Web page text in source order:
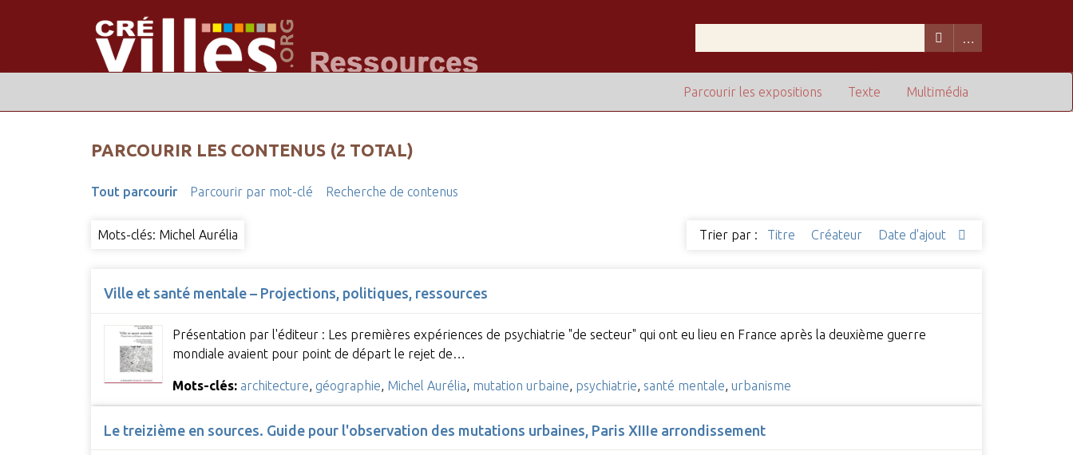
Multimédia
Texte
Parcourir les expositions
PARCOURIR LES CONTENUS (2 TOTAL)
Tout parcourir Parcourir par mot-clé Recherche de contenus
Mots-clés: Michel Aurélia Trier par : Titre Créateur Date d'ajout
Ville et santé mentale – Projections, politiques, ressources
Présentation par l'éditeur : Les premières expériences de psychiatrie "de secteur" qui ont eu lieu en France après la deuxième guerre
mondiale avaient pour point de départ le rejet de…
Mots-clés: architecture géographie Michel Aurélia mutation urbaine psychiatrie santé mentale urbanisme
Le treizième en sources. Guide pour l'observation des mutations urbaines, Paris XIIIe arrondissement